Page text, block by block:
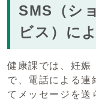
SMS（シ
ビス）に
健康課では、妊娠
で、電話による連
てメッセージを送